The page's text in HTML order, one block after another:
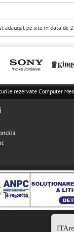
adaugat pe site in data de
rezervate Computer